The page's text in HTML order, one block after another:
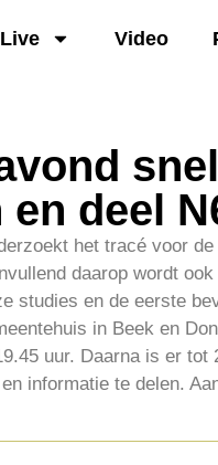
Live Video
deel
het tracé voor
daarop wordt
studies en de eerste
in Beek en
uur. Daarna is er
informatie te delen.